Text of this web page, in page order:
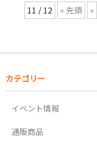
11 / 12 « 先頭 «
カテゴリー
イベント情報
通販商品